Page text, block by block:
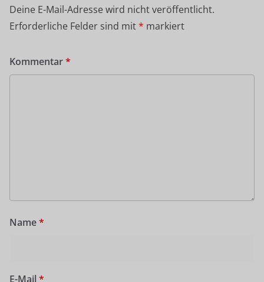
Deine E-Mail-Adresse wird nicht veröffentlicht.
Erforderliche Felder sind mit* markiert
Kommentar*
Name*
E-Mail *